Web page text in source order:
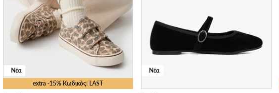
extra -15% Κωδικός: LAST
Νέα Νέα